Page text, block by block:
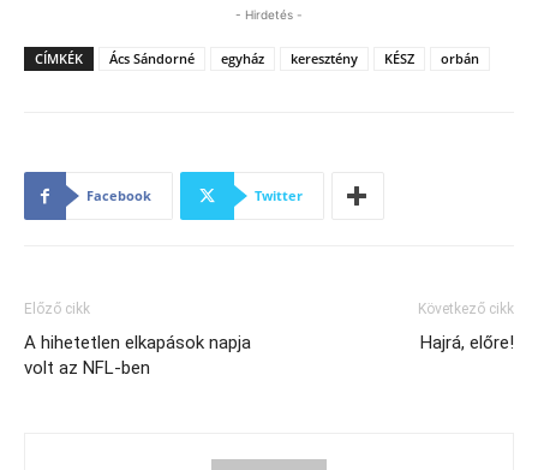
- Hirdetés -
CÍMKÉK Ács Sándorné egyház keresztény KÉSZ orbán
Facebook Twitter
Előző cikk
A hihetetlen elkapások napja
volt az NFL-ben
Következő cikk
Hajrá, előre!